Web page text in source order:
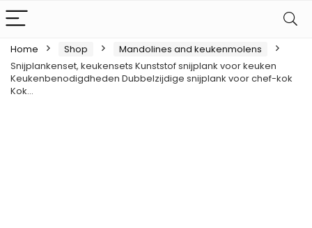
Home Shop
Mandolines and keukenmolens
Snijplankenset, keukensets Kunststof snijplank voor keuken
Keukenbenodigdheden Dubbelzijdige snijplank voor chef-kok
Kok…